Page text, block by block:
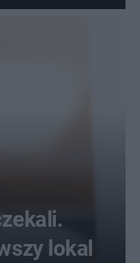
lokal